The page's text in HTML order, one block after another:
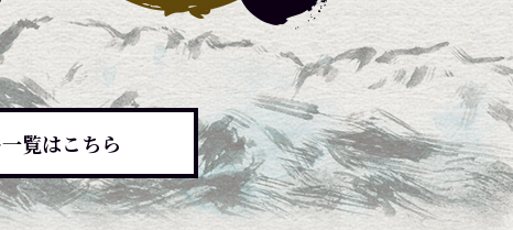
覧はこちら